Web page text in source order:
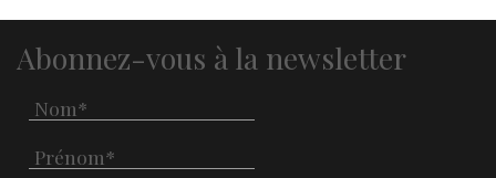
Abonnez-vous à la newsletter